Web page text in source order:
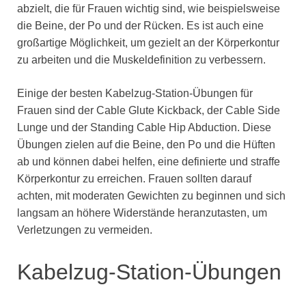
abzielt, die für Frauen wichtig sind, wie beispielsweise
die Beine, der Po und der Rücken. Es ist auch eine
großartige Möglichkeit, um gezielt an der Körperkontur
zu arbeiten und die Muskeldefinition zu verbessern.
Einige der besten Kabelzug-Station-Übungen für
Frauen sind der Cable Glute Kickback, der Cable Side
Lunge und der Standing Cable Hip Abduction. Diese
Übungen zielen auf die Beine, den Po und die Hüften
ab und können dabei helfen, eine definierte und straffe
Körperkontur zu erreichen. Frauen sollten darauf
achten, mit moderaten Gewichten zu beginnen und sich
langsam an höhere Widerstände heranzutasten, um
Verletzungen zu vermeiden.
Kabelzug-Station-Übungen